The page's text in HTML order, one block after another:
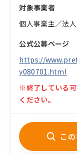
対象事業者
個人事業主／法
公式公募ページ
https://
y080701.html
※終了している
ください。
こ